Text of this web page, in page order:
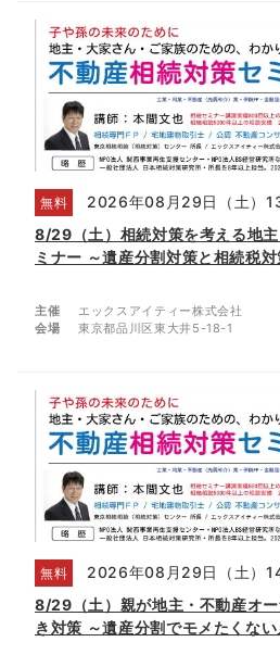
無料
2026年08月29日（土）
8/29（土）相続対策を考える地
ミナー ～遺産分割対策と相続税
主催
エックスアイティー株式会社
会場
東京都品川区東大井5-18-1
無料
2026年08月29日（土）
8/29（土）親が地主・不動産オ
き対策 ～遺産分割でモメたくな